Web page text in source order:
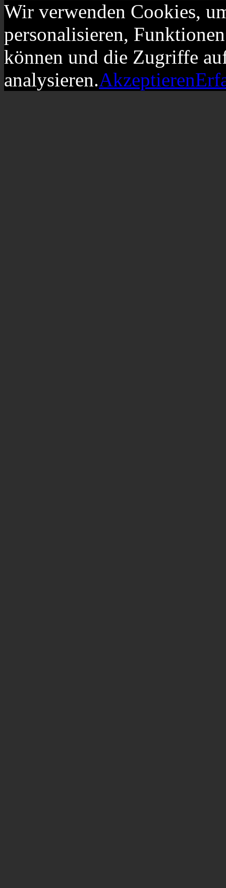
Wir verwenden Cookies,
personalisieren,
können und die Zugriffe
analysieren.Akzeptieren